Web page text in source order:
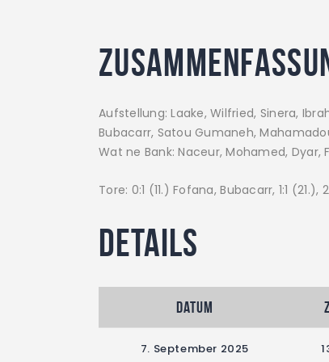
Aufstellung: Laake, Wilfried, Sinera,
Bubacarr, Satou Gumaneh,
Wat ne Bank: Naceur, Mohamed,
Tore: 0:1 (11.) Fofana, Bubacarr, 1:1
Details
Datum
7. September 2025